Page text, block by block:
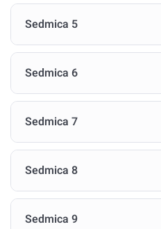
Ovo putovanje, iako može biti
nagrade i oslobađanje
Pa krenimo.
Dobro došli u
Sedmica 5
Sedmica 6
Sedmica 7
Sedmica 8
Sedmica 9